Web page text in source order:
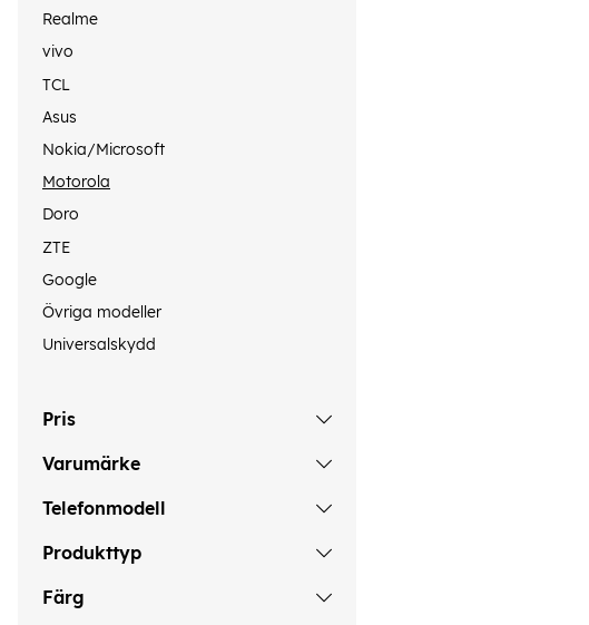
Realme
vivo
TCL
Asus
Nokia/Microsoft
Motorola
Doro
ZTE
Google
Övriga modeller
Universalskydd
Pris
Varumärke
Telefonmodell
Produkttyp
Färg